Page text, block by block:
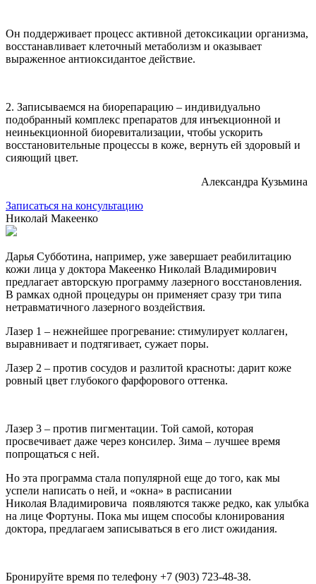
Он поддерживает процесс активной детоксикации организма,
восстанавливает клеточный метаболизм и оказывает
выраженное антиоксидантое действие.
2. Записываемся на биорепарацию – индивидуально
подобранный комплекс препаратов для инъекционной и
неиньекционной биоревитализации, чтобы ускорить
восстановительные процессы в коже, вернуть ей здоровый и
сияющий цвет.
Александра Кузьмина
Записаться на консультацию
Николай Макеенко
Дарья Субботина , например, уже завершает реабилитацию
кожи лица у доктора Макеенко Николай Владимирович
предлагает авторскую программу лазерного восстановления.
В рамках одной процедуры он применяет сразу три типа
нетравматичного лазерного воздействия.
Лазер 1 – нежнейшее прогревание: стимулирует коллаген,
выравнивает и подтягивает, сужает поры.
Лазер 2 – против сосудов и разлитой красноты: дарит коже
ровный цвет глубокого фарфорового оттенка.
Лазер 3 – против пигментации. Той самой, которая
просвечивает даже через консилер. Зима – лучшее время
попрощаться с ней.
Но эта программа стала популярной еще до того, как мы
успели написать о ней, и «окна» в расписании
Николая Владимировича появляются также редко, как улыбка
на лице Фортуны. Пока мы ищем способы клонирования
доктора, предлагаем записываться в его лист ожидания.
Бронируйте время по телефону +7 (903) 723-48-38.